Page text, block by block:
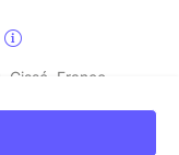
Cissé, France